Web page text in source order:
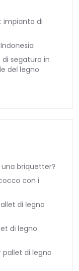
impianto di
segatura in
del legno
briquetter?
con i
di legno
di legno
di legno